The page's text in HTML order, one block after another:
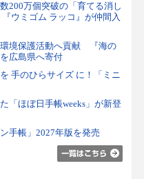
200万個突破の「育てる消し
ウミゴム ラッコ』が仲間入
境保護活動へ貢献 『海の
広島県へ寄付
手のひらサイズ に！「ミニ
「ほぼ日手帳weeks」が新登
手帳」2027年版を発売